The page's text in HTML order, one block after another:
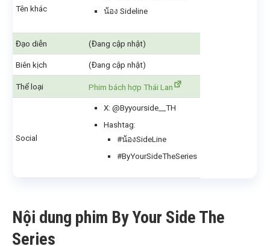
Tên khác
น้อง Sideline
Đạo diễn (Đang cập nhật)
Biên kịch (Đang cập nhật)
Thể loại Phim bách hợp Thái Lan
Social
X: @Byyourside__TH
Hashtag:
#น้องSideLine
#ByYourSideTheSeries
Nội dung phim By Your Side The
Series